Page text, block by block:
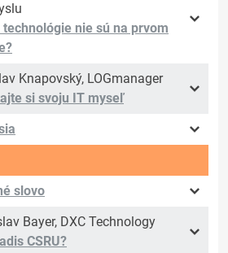
technológie nie sú na prvom
Knapovský, LOGmanager
si svoju IT myseľ
slovo
Bayer, DXC Technology
CSRU?